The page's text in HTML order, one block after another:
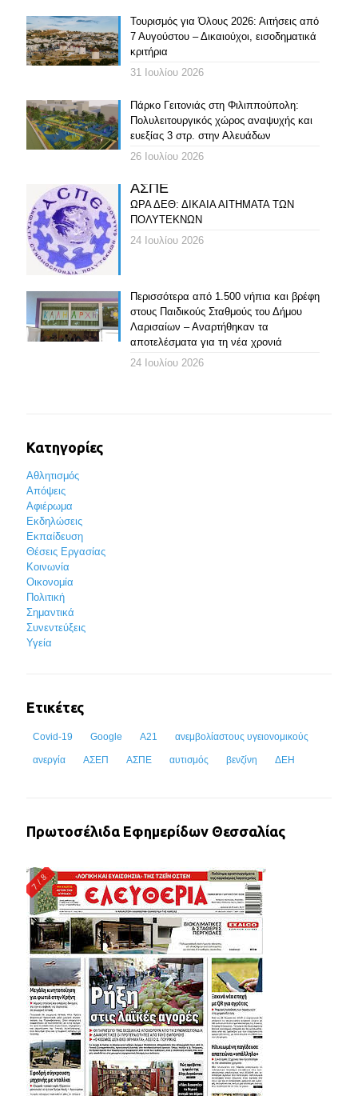
Τουρισμός για Όλους 2026: Αιτήσεις από
7 Αυγούστου – Δικαιούχοι, εισοδηματικά
κριτήρια
31 Ιουλίου 2026
Πάρκο Γειτονιάς στη Φιλιππούπολη:
Πολυλειτουργικός χώρος αναψυχής και
ευεξίας 3 στρ. στην Αλευάδων
26 Ιουλίου 2026
ΑΣΠΕ
ΩΡΑ ΔΕΘ: ΔΙΚΑΙΑ ΑΙΤΗΜΑΤΑ ΤΩΝ
ΠΟΛΥΤΕΚΝΩΝ
24 Ιουλίου 2026
Περισσότερα από 1.500 νήπια και βρέφη
στους Παιδικούς Σταθμούς του Δήμου
Λαρισαίων – Αναρτήθηκαν τα
αποτελέσματα για τη νέα χρονιά
24 Ιουλίου 2026
Κατηγορίες
Αθλητισμός
Απόψεις
Αφιέρωμα
Εκδηλώσεις
Εκπαίδευση
Θέσεις Εργασίας
Κοινωνία
Οικονομία
Πολιτική
Σημαντικά
Συνεντεύξεις
Υγεία
Ετικέτες
Covid-19 Google Α21 ανεμβολίαστους υγειονομικούς
ανεργία ΑΣΕΠ ΑΣΠΕ αυτισμός βενζίνη ΔΕΗ
Πρωτοσέλιδα Εφημερίδων Θεσσαλίας